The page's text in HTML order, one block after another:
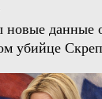
новые данные
убийце